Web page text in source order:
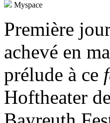
Myspace
Première
achevé en
prélude à ce
Hoftheater